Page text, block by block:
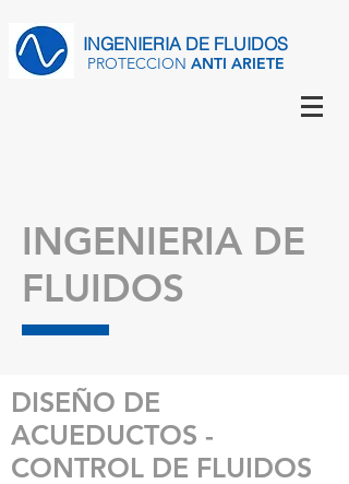
INGENIERIA DE FLUIDOS
PROTECCION ANTI ARIETE
INGENIERIA DE
FLUIDOS
DISEÑO DE
ACUEDUCTOS -
CONTROL DE FLUIDOS